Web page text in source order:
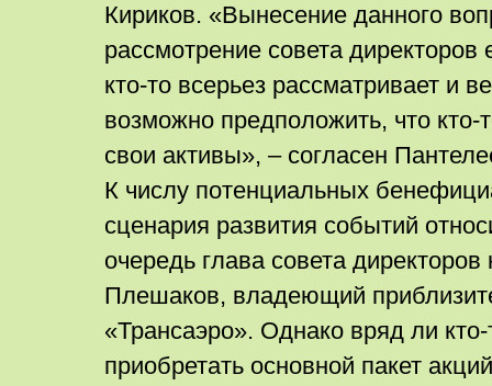
Кириков. «Вынесение данного
рассмотрение совета директоров
кто-то всерьез рассматривает и
возможно предположить, что
свои активы», – согласен
К числу потенциальных
сценария развития событий
очередь глава совета
Плешаков, владеющий
«Трансаэро». Однако вряд ли кто-
приобретать основной пакет